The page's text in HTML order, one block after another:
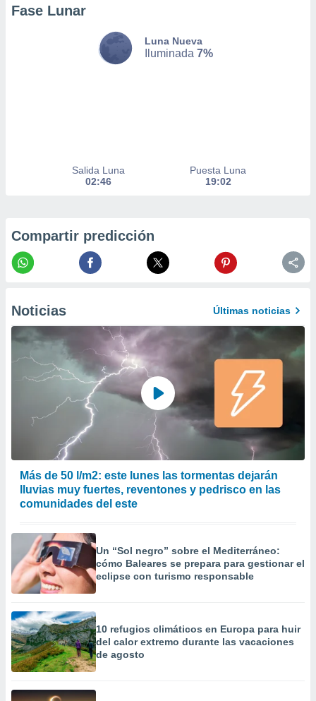
momento
datos
perfiles
uso de
medir el
del
de
o a través
de
uso de
con el
e
mediante
Fase Lunar
Luna Nueva
Iluminada 7%
Salida Luna
02:46
Puesta Luna
19:02
Compartir predicción
Noticias Últimas noticias
Más de 50 l/m2: este lunes las tormentas dejarán
lluvias muy fuertes, reventones y pedrisco en las
comunidades del este
Un “Sol negro” sobre el Mediterráneo:
cómo Baleares se prepara para gestionar el
eclipse con turismo responsable
10 refugios climáticos en Europa para huir
del calor extremo durante las vacaciones
de agosto